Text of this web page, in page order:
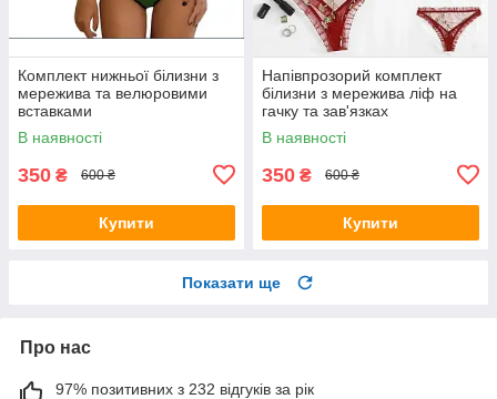
Комплект нижньої білизни з
мережива та велюровими
вставками
В наявності
350 ₴ 600 ₴
Купити
Напівпрозорий комплект
білизни з мережива ліф на
гачку та зав'язках
В наявності
350 ₴ 600 ₴
Купити
Показати ще
Про нас
97% позитивних з 232 відгуків за рік